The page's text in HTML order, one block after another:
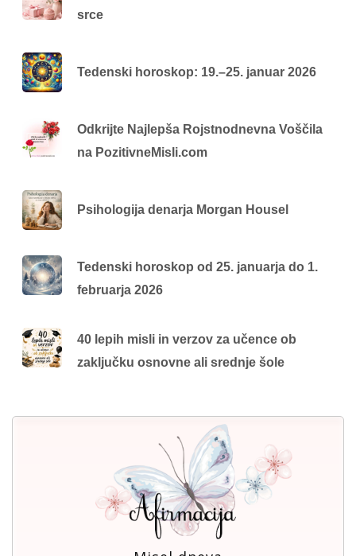
srce
Tedenski horoskop: 19.–25. januar 2026
Odkrijte Najlepša Rojstnodnevna Voščila
na PozitivneMisli.com
Psihologija denarja Morgan Housel
Tedenski horoskop od 25. januarja do 1.
februarja 2026
40 lepih misli in verzov za učence ob
zaključku osnovne ali srednje šole